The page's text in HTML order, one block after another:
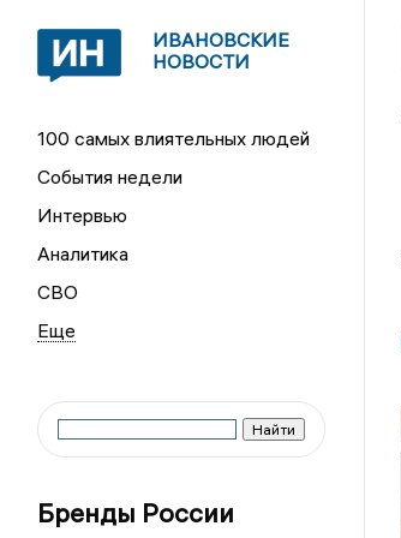
ИВАНОВСКИЕ
НОВОСТИ
100 самых влиятельных людей
События недели
Интервью
Аналитика
СВО
Бренды России